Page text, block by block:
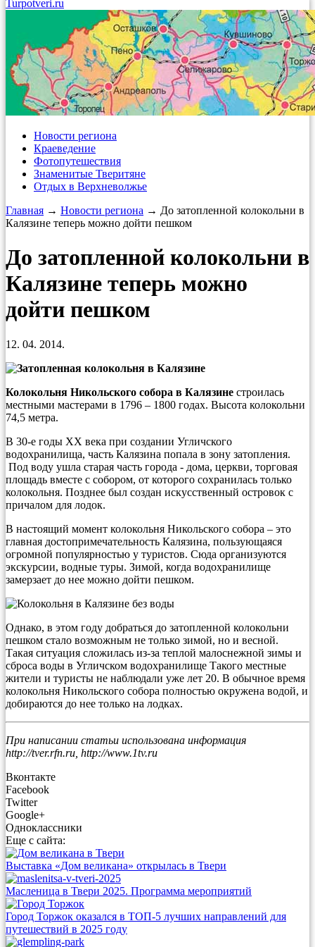
Turpotveri.ru
Новости региона
Краеведение
Фотопутешествия
Знаменитые Тверитяне
Отдых в Верхневолжье
Главная → Новости региона → До затопленной колокольни в
Калязине теперь можно дойти пешком
До затопленной колокольни в
Калязине теперь можно
дойти пешком
12. 04. 2014.
Колокольня Никольского собора в Калязине строилась
местными мастерами в 1796 – 1800 годах. Высота колокольни
74,5 метра.
В 30-е годы XX века при создании Угличского
водохранилища, часть Калязина попала в зону затопления.
Под воду ушла старая часть города - дома, церкви, торговая
площадь вместе с собором, от которого сохранилась только
колокольня. Позднее был создан искусственный островок с
причалом для лодок.
В настоящий момент колокольня Никольского собора – это
главная достопримечательность Калязина, пользующаяся
огромной популярностью у туристов. Сюда организуются
экскурсии, водные туры. Зимой, когда водохранилище
замерзает до нее можно дойти пешком.
Однако, в этом году добраться до затопленной колокольни
пешком стало возможным не только зимой, но и весной.
Такая ситуация сложилась из-за теплой малоснежной зимы и
сброса воды в Угличском водохранилище Такого местные
жители и туристы не наблюдали уже лет 20. В обычное время
колокольня Никольского собора полностью окружена водой, и
добираются до нее только на лодках.
При написании статьи использована информация
http://tver.rfn.ru, http://www.1tv.ru
Вконтакте
Facebook
Twitter
Google+
Одноклассники
Еще с сайта:
Выставка «Дом великана» открылась в Твери
Масленица в Твери 2025. Программа мероприятий
Город Торжок оказался в ТОП-5 лучших направлений для
путешествий в 2025 году